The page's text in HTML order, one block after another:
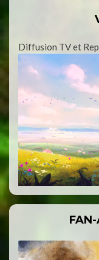
Diffusion TV et
FAN-